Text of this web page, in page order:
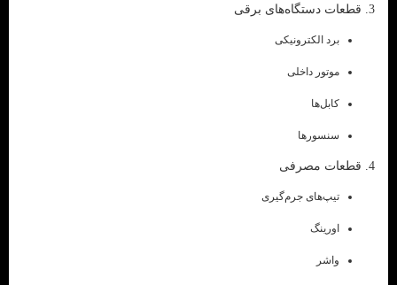
3. قطعات دستگاه‌های برقی
برد الکترونیکی
موتور داخلی
کابل‌ها
سنسورها
4. قطعات مصرفی
تیپ‌های جرم‌گیری
اورینگ
واشر